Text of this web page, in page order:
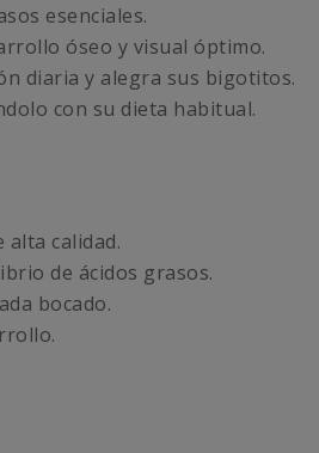
esenciales.
óseo y visual óptimo.
diaria y alegra sus bigotitos.
con su dieta habitual.
alta calidad.
de ácidos grasos.
bocado.